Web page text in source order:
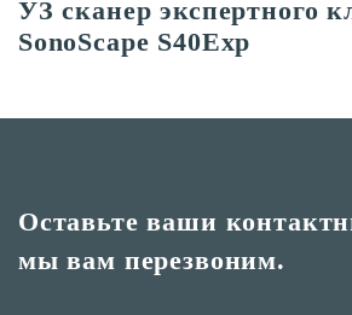
УЗ сканер экспертного
SonoScape S40Exp
Оставьте ваши
мы вам перезвоним.